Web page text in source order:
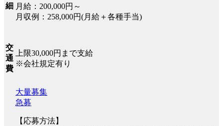
細 月給：200,000円～
月収例：258,000円(月給＋各種手当)
交
通
費
上限30,000円まで支給
※会社規定有り
大量募集
急募
【応募方法】